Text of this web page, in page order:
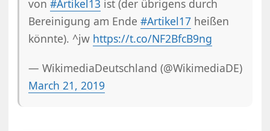
von#Artikel13 ist (der übrigens durch
Bereinigung am Ende#Artikel17 heißen
könnte). ^jw https://t.co/NF2BfcB9ng
— WikimediaDeutschland (@WikimediaDE)
March 21, 2019